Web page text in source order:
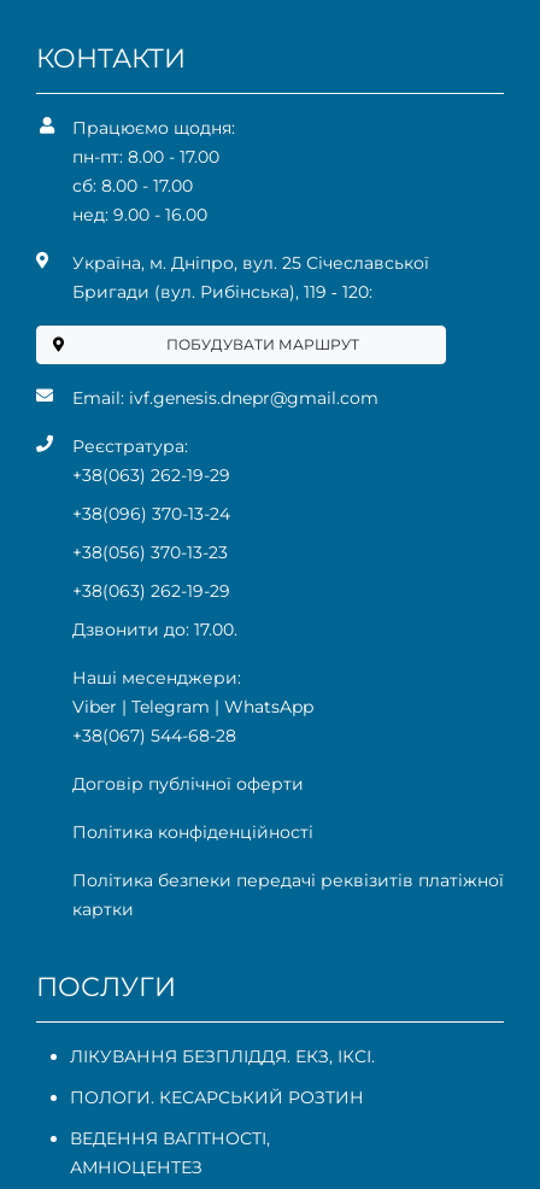
КОНТАКТИ
Працюємо щодня:
пн-пт: 8.00 - 17.00
сб: 8.00 - 17.00
нед: 9.00 - 16.00
Українa, м. Дніпро, вул. 25 Січеславської
Бригади (вул. Рибінська), 119 ‑ 120:
ПОБУДУВАТИ МАРШРУТ
Email: ivf.genesis.dnepr@gmail.com
Реєстратура:
+38(063) 262-19-29
+38(096) 370-13-24
+38(056) 370-13-23
+38(063) 262-19-29
Дзвонити до: 17.00.
Наші месенджери:
Viber | Telegram | WhatsApp
+38(067) 544-68-28
Договір публічної оферти
Політика конфіденційності
Політика безпеки передачі реквізитів платіжної
картки
ПОСЛУГИ
ЛІКУВАННЯ БЕЗПЛІДДЯ. ЕКЗ, ІКСІ.
ПОЛОГИ. КЕСАРСЬКИЙ РОЗТИН
ВЕДЕННЯ ВАГІТНОСТІ,
АМНІОЦЕНТЕЗ